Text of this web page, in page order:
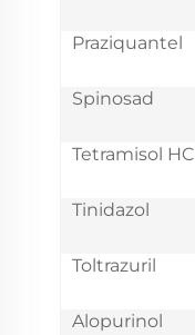
Praziquantel
Spinosad
Tetramisol HCl
Tinidazol
Toltrazuril
Alopurinol